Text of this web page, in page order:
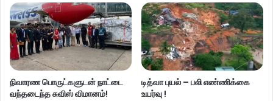
நிவாரண பொருட்களுடன் நாட்டை
வந்தடைந்த சுவிஸ் விமானம்!
டித்வா புயல் – பலி எண்ணிக்கை
உயர்வு !